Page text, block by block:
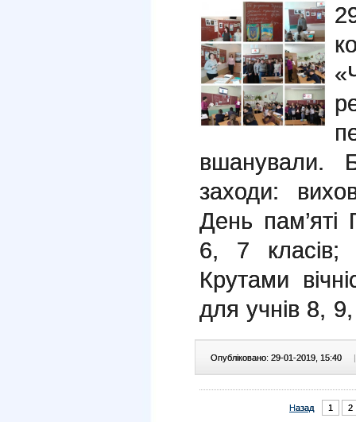
вшанували.
заходи:
День пам’яті
6, 7 класів;
Крутами
для учнів 8,
Опубліковано: 29-01-2019, 15:40 |
Назад 1 2